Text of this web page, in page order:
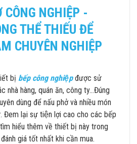
CÔNG NGHIỆP -
THỂ THIẾU ĐỂ
CHUYÊN NGHIỆP
bị bếp công nghiệpđược sử
nhà hàng, quán ăn, công ty…Đúng
dùng để nấu phở và nhiều món
Đem lại sự tiện lợi cao cho các bếp
hiểu thêm về thiết bị này trong
giá tốt nhất khi cần mua.